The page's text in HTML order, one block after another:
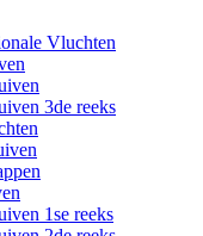
Vluchten
3de reeks
1se reeks